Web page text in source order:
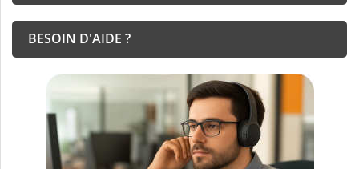
BESOIN D'AIDE ?